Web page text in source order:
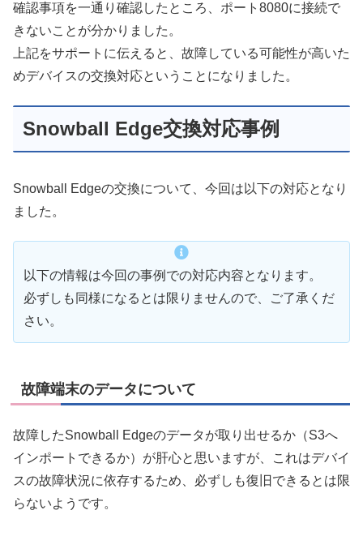
確認事項を一通り確認したところ、ポート8080に接続で
きないことが分かりました。
上記をサポートに伝えると、故障している可能性が高いた
めデバイスの交換対応ということになりました。
Snowball Edge交換対応事例
Snowball Edgeの交換について、今回は以下の対応となり
ました。
以下の情報は今回の事例での対応内容となります。
必ずしも同様になるとは限りませんので、ご了承くだ
さい。
故障端末のデータについて
故障したSnowball Edgeのデータが取り出せるか（S3へ
インポートできるか）が肝心と思いますが、これはデバイ
スの故障状況に依存するため、必ずしも復旧できるとは限
らないようです。